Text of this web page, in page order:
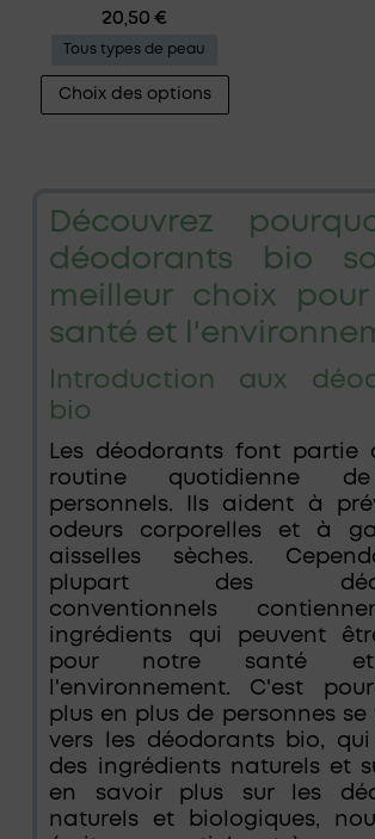
20,50€
Tous types de peau
Choix des options
Ce
Les
options
peuvent
être
sur
page
du
produit
Découvrez
déodorants bio
meilleur choix
santé et
Introduction aux
bio
Les déodorants font partie
routine quotidienne
personnels. Ils aident à
odeurs corporelles et à
aisselles sèches.
plupart des
conventionnels
ingrédients qui peuvent
pour notre santé
l'environnement. C'est
plus en plus de personnes
vers les déodorants bio,
des ingrédients naturels et
en savoir plus sur les
naturels et biologiques,